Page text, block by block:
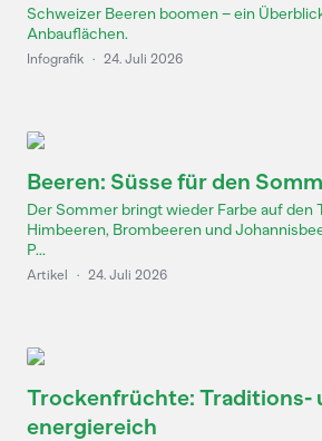
Schweizer Beeren boomen – ein
Anbauflächen.
Infografik · 24. Juli 2026
Beeren: Süsse für den
Der Sommer bringt wieder Farbe auf den
Himbeeren, Brombeeren und
P...
Artikel · 24. Juli 2026
Trockenfrüchte: Traditions-
energiereich